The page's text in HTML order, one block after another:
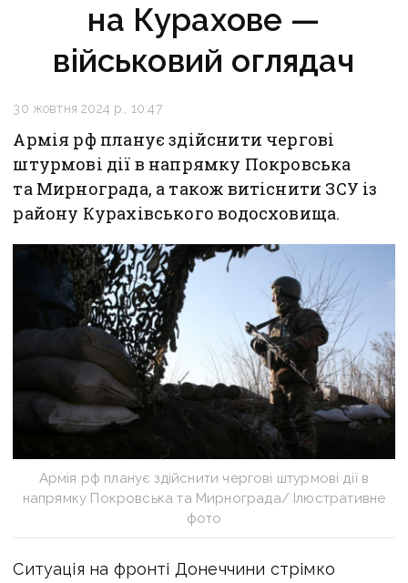
на Курахове —
військовий оглядач
30 жовтня 2024 р., 10:47
Армія рф планує здійснити чергові
штурмові дії в напрямку Покровська
та Мирнограда, а також витіснити ЗСУ із
району Курахівського водосховища.
Армія рф планує здійснити чергові штурмові дії в
напрямку Покровська та Мирнограда/ Ілюстративне
фото
Ситуація на фронті Донеччини стрімко